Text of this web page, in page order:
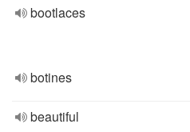
bootlaces
botines
beautiful